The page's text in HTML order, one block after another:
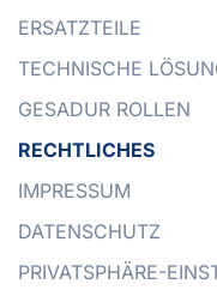
ERSATZTEILE
TECHNISCHE
GESADUR ROLLEN
RECHTLICHES
IMPRESSUM
DATENSCHUTZ
PRIVATSPHÄRE-